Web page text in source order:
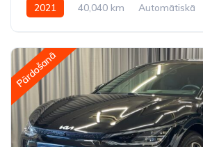
2021 40,040 km Automātiskā
Pārdošanā